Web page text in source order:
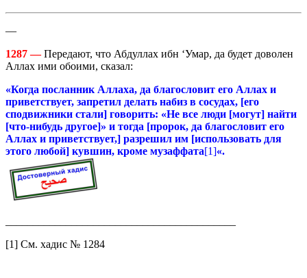
—
1287 — Передают, что Абдуллах ибн ‘Умар, да будет доволен
Аллах ими обоими, сказал:
«Когда посланник Аллаха, да благословит его Аллах и
приветствует, запретил делать набиз в сосудах, [его
сподвижники стали] говорить: «Не все люди [могут] найти
[что-нибудь другое]» и тогда [пророк, да благословит его
Аллах и приветствует,] разрешил им [использовать для
этого любой] кувшин, кроме музаффата[1]«.
[1] См. хадис № 1284